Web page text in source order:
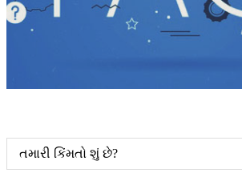
તમારી કિંમતો શું છે?